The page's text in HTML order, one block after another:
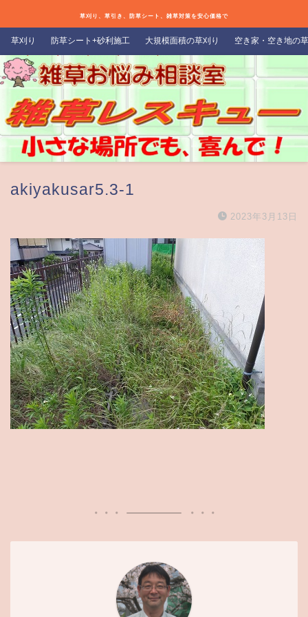
草刈り、草引き、防草シート、雑草対策を安心価格で
草刈り 防草シート+砂利施工 大規模面積の草刈り 空き家・空き地の
akiyakusar5.3-1
2023年3月13日